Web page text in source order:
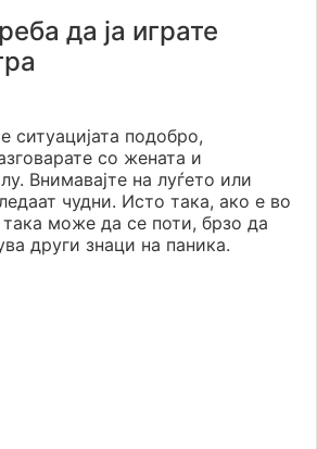
да ја играте
ситуацијата подобро,
со жената и
Внимавајте на луѓето или
чудни. Исто така, ако е во
така може да се поти, брзо да
други знаци на паника.